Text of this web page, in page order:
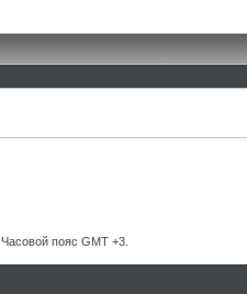
. Часовой пояс GMT +3.